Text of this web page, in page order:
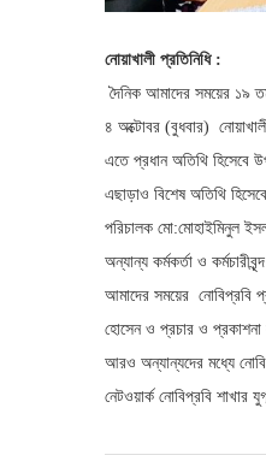
নোয়াখালী প্রতিনিধি :
দৈনিক আমাদের সময়ের ১৯
৪ অক্টোবর (বুধবার)
এতে প্রধান অতিথি হিসেবে
এছাড়াও বিশেষ অতিথি
পরিচালক মো:মোহাইমিনুল
অন্যান্য কর্মকর্তা ও
আমাদের সময়ের নোবিপ্রবি
হোসেন ও প্রচার ও
আরও অন্যান্যদের মধ্যে
নেটওয়ার্ক নোবিপ্রবি